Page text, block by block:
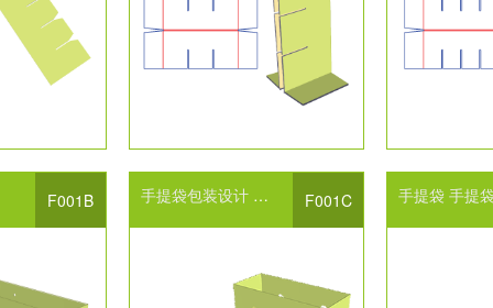
F001B 手提袋包装设计
包装袋设计展开设计
F001C 手提袋 手提袋包